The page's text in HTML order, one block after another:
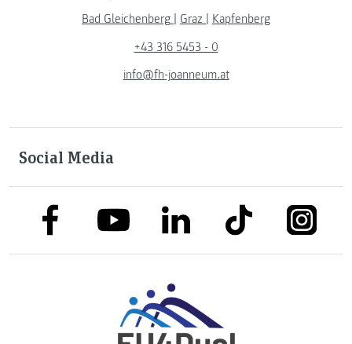
Bad Gleichenberg
Graz
Kapfenberg
+43 316 5453 - 0
info@fh-joanneum.at
Social Media
link to facebooklink to youtubelink to linkedinlink to tiktok